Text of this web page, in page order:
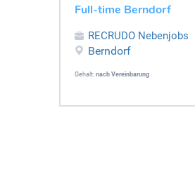
Full-time Berndorf
RECRUDO Nebenjobs
Berndorf
Gehalt: nach Vereinbarung